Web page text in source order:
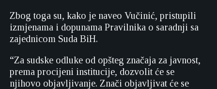
Zbog toga su, kako je naveo Vučinić, pristupili
izmjenama i dopunama Pravilnika o saradnji sa
zajednicom Suda BiH.
“Za sudske odluke od opšteg značaja za javnost,
prema procijeni institucije, dozvolit će se
njihovo objavljivanje. Znači objavljivat će se